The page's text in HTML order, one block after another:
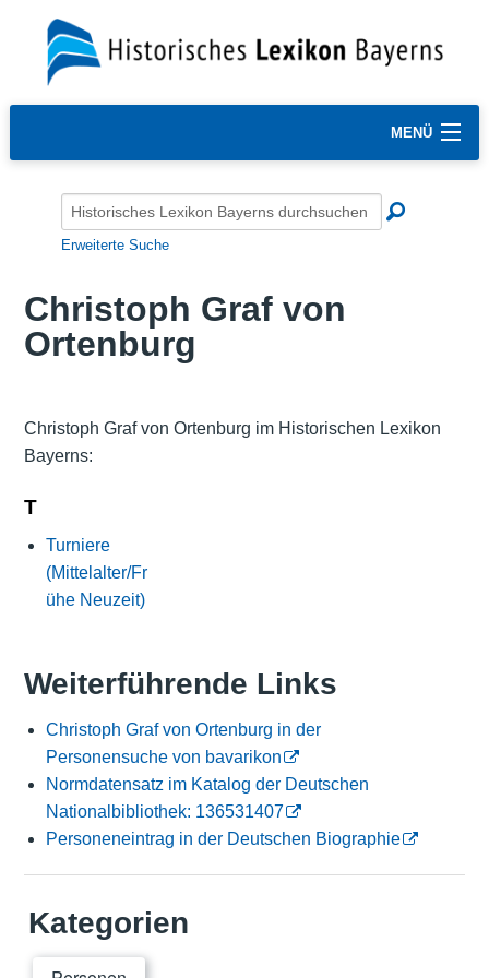
MENÜ
Erweiterte Suche
Christoph Graf von
Ortenburg
Christoph Graf von Ortenburg im Historischen Lexikon
Bayerns:
T
Turniere
(Mittelalter/Fr
ühe Neuzeit)
Weiterführende Links
Christoph Graf von Ortenburg in der
Personensuche von bavarikon
Normdatensatz im Katalog der Deutschen
Nationalbibliothek: 136531407
Personeneintrag in der Deutschen Biographie
Kategorien